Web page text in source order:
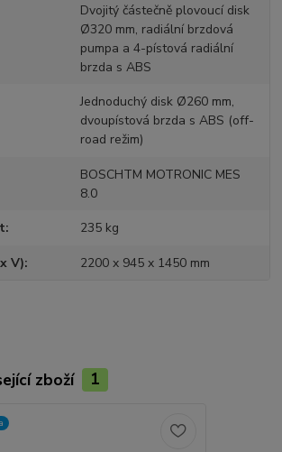
Dvojitý částečně plovoucí disk
Ø320 mm, radiální brzdová
pumpa a 4-pístová radiální
brzda s ABS
Jednoduchý disk Ø260 mm,
dvoupístová brzda s ABS (off-
road režim)
BOSCHTM MOTRONIC MES
8.0
235 kg
V) 2200 x 945 x 1450 mm
zboží 1